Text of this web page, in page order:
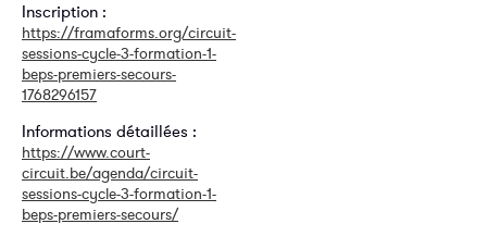
Inscription :
https://framaforms.org/circuit-
sessions-cycle-3-formation-1-
beps-premiers-secours-
1768296157
Informations détaillées :
https://www.court-
circuit.be/agenda/circuit-
sessions-cycle-3-formation-1-
beps-premiers-secours/